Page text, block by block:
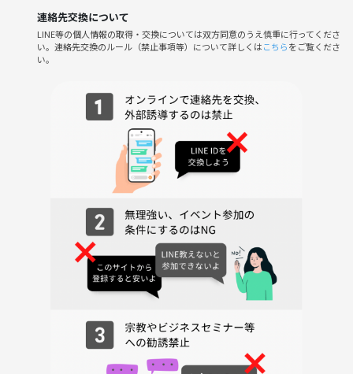
連絡先交換について
LINE等の個人情報の取得・交換については双方同意のうえ慎重に行ってくださ
い。連絡先交換のルール（禁止事項等）について詳しくはこちらをご覧くださ
い。